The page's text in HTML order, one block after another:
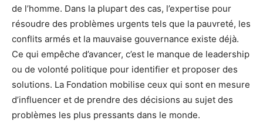
de l’homme. Dans la plupart des cas, l’expertise pour
résoudre des problèmes urgents tels que la pauvreté, les
conflits armés et la mauvaise gouvernance existe déjà.
Ce qui empêche d’avancer, c’est le manque de leadership
ou de volonté politique pour identifier et proposer des
solutions. La Fondation mobilise ceux qui sont en mesure
d’influencer et de prendre des décisions au sujet des
problèmes les plus pressants dans le monde.